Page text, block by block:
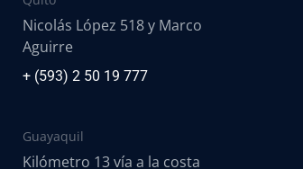
Nicolás López 518 y Marco
Aguirre
+ (593) 2 50 19 777
Guayaquil
Kilómetro 13 vía a la costa